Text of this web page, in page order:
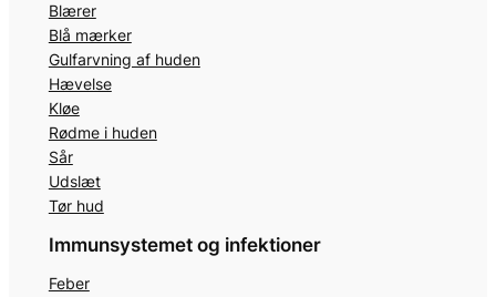
Blærer
Blå mærker
Gulfarvning af huden
Hævelse
Kløe
Rødme i huden
Sår
Udslæt
Tør hud
Immunsystemet og infektioner
Feber